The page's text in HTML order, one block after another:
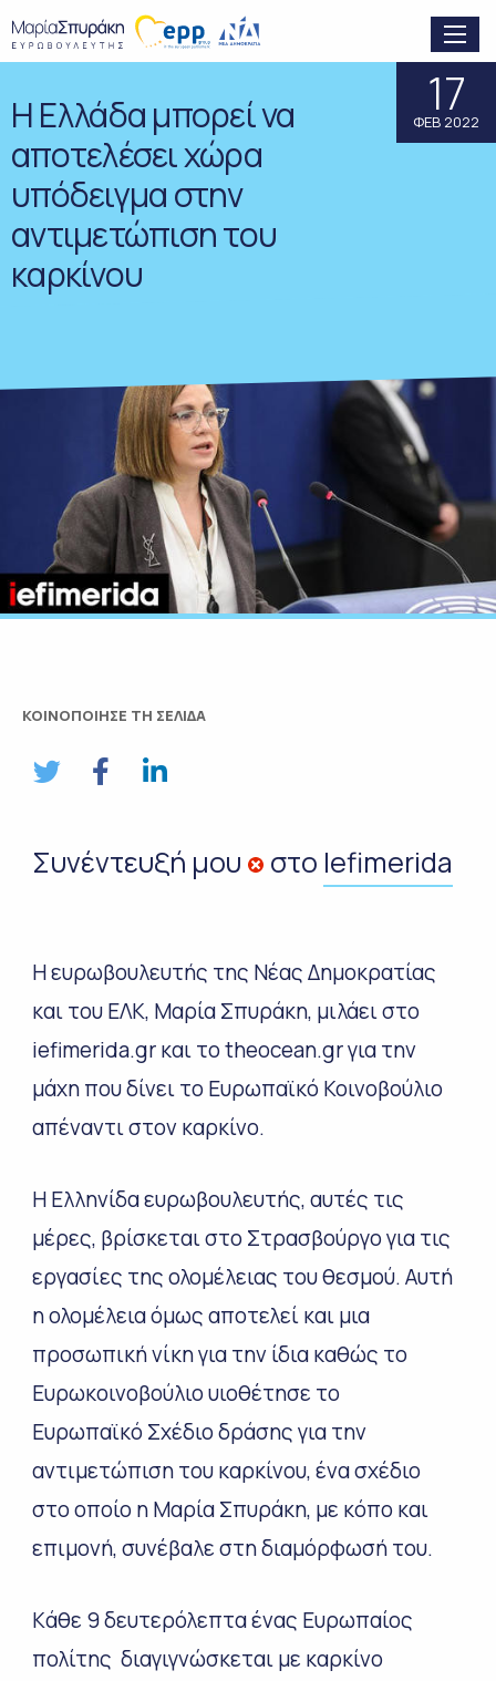
Η Ελλάδα μπορεί να
αποτελέσει χώρα
υπόδειγμα στην
αντιμετώπιση του
καρκίνου
17
ΦΕΒ 2022
Συνέντευξή μου στο Iefimerida
Η ευρωβουλευτής της Νέας Δημοκρατίας
και του ΕΛΚ, Μαρία Σπυράκη, μιλάει στο
iefimerida.gr και το theocean.gr για την
μάχη που δίνει το Ευρωπαϊκό Κοινοβούλιο
απέναντι στον καρκίνο.
Η Ελληνίδα ευρωβουλευτής, αυτές τις
μέρες, βρίσκεται στο Στρασβούργο για τις
εργασίες της ολομέλειας του θεσμού. Αυτή
η ολομέλεια όμως αποτελεί και μια
προσωπική νίκη για την ίδια καθώς το
Ευρωκοινοβούλιο υιοθέτησε το
Ευρωπαϊκό Σχέδιο δράσης για την
αντιμετώπιση του καρκίνου, ένα σχέδιο
στο οποίο η Μαρία Σπυράκη, με κόπο και
επιμονή, συνέβαλε στη διαμόρφωσή του.
Kάθε 9 δευτερόλεπτα ένας Ευρωπαίος
πολίτης διαγιγνώσκεται με καρκίνο
ΚΟΙΝΟΠΟΙΗΣΕ ΤΗ ΣΕΛΙΔΑ